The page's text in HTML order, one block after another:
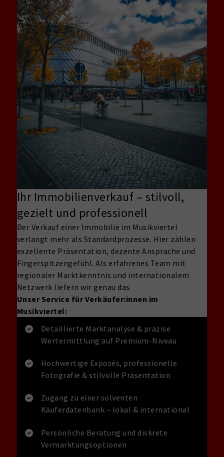
Ihr Immobilienverkauf – stilvoll,
gezielt und professionell
Der Verkauf einer Immobilie im Musikviertel
verlangt mehr als Standardprozesse. Hier zählen
exzellente Präsentation, dezente Ansprache und
Fingerspitzengefühl. Als erfahrenes Team mit
regionaler Marktkenntnis und internationalem
Netzwerk liefern wir genau das.
Unser Service für Verkäufer:innen im
Musikviertel:
Detaillierte Marktanalyse & präzise
Wertermittlung auf Premium-Niveau
Hochwertige Exposés, professionelle
Fotografie & stilvolle Präsentation
Zugang zu einer solventen
Käuferdatenbank – lokal & international
Persönliche Beratung und diskrete
Vermarktungsoptionen